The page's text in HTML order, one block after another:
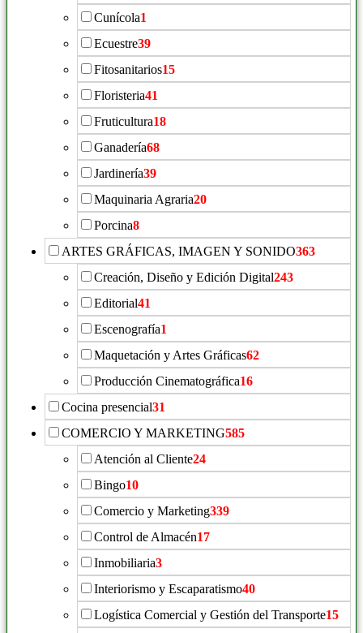
Cunícola1
Ecuestre39
Fitosanitarios15
Floristeria41
Fruticultura18
Ganadería68
Jardinería39
Maquinaria Agraria20
Porcina8
ARTES GRÁFICAS, IMAGEN Y SONIDO363
Creación, Diseño y Edición Digital243
Editorial41
Escenografía1
Maquetación y Artes Gráficas62
Producción Cinematográfica16
Cocina presencial31
COMERCIO Y MARKETING585
Atención al Cliente24
Bingo10
Comercio y Marketing339
Control de Almacén17
Inmobiliaria3
Interiorismo y Escaparatismo40
Logística Comercial y Gestión del Transporte15